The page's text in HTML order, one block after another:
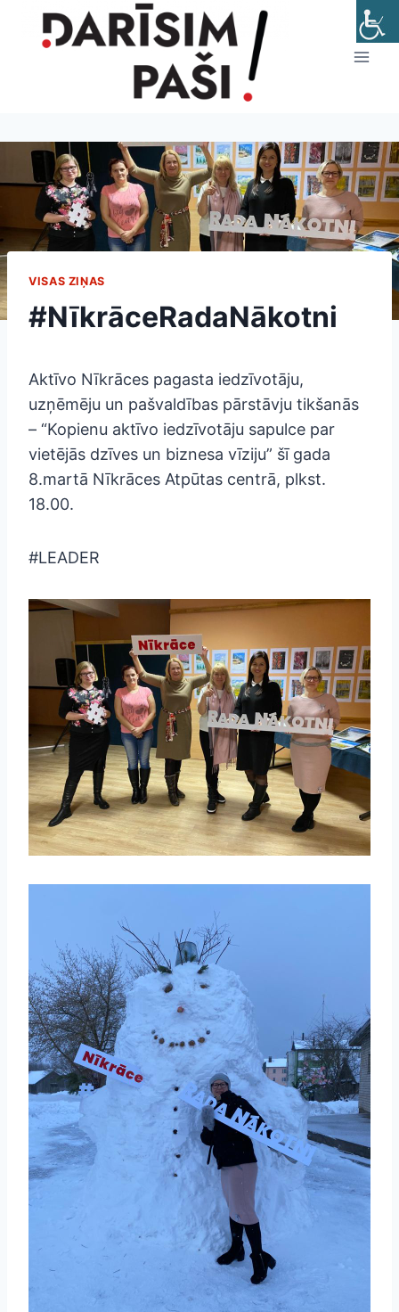
VISAS ZIŅAS
#NīkrāceRadaNākotni
Aktīvo Nīkrāces pagasta iedzīvotāju,
uzņēmēju un pašvaldības pārstāvju tikšanās
– “Kopienu aktīvo iedzīvotāju sapulce par
vietējās dzīves un biznesa vīziju” šī gada
8.martā Nīkrāces Atpūtas centrā, plkst.
18.00.
#LEADER